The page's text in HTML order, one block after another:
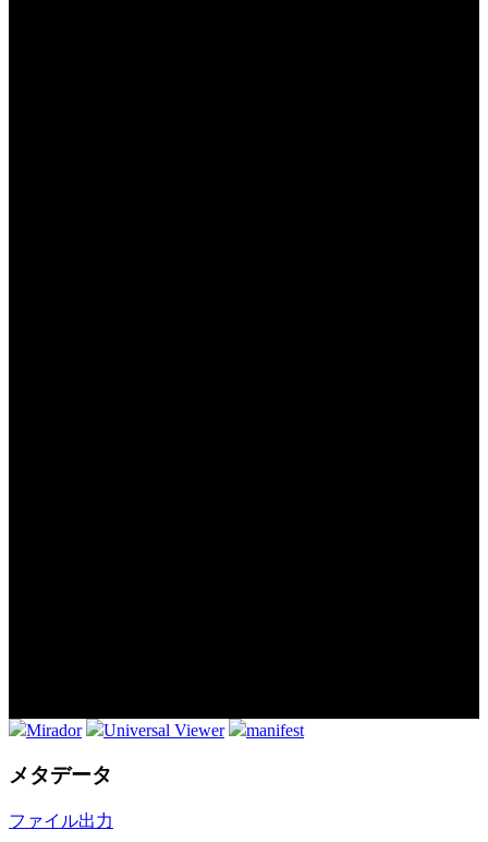
Mirador Universal Viewer manifest
メタデータ
ファイル出力